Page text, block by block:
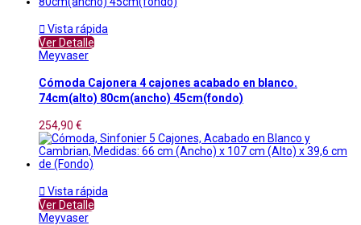
 Vista rápida
Ver Detalle
Meyvaser
Cómoda Cajonera 4 cajones acabado en blanco.
74cm(alto) 80cm(ancho) 45cm(fondo)
254,90 €
 Vista rápida
Ver Detalle
Meyvaser